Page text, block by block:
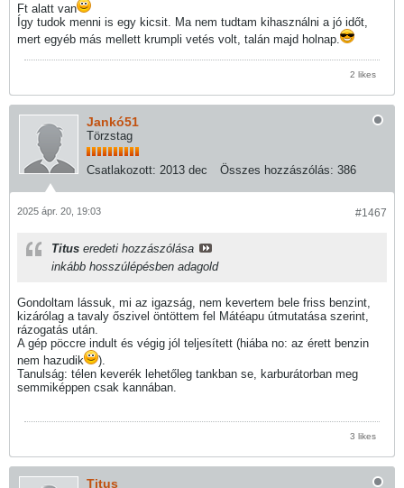
Ft alatt van
Így tudok menni is egy kicsit. Ma nem tudtam kihasználni a jó időt,
mert egyéb más mellett krumpli vetés volt, talán majd holnap.
2 likes
Jankó51
Törzstag
Csatlakozott: 2013 dec Összes hozzászólás: 386
#1467
2025 ápr. 20, 19:03
Titus eredeti hozzászólása
inkább hosszúlépésben adagold
Gondoltam lássuk, mi az igazság, nem kevertem bele friss benzint,
kizárólag a tavaly őszivel öntöttem fel Mátéapu útmutatása szerint,
rázogatás után.
A gép pöccre indult és végig jól teljesített (hiába no: az érett benzin
nem hazudik
).
Tanulság: télen keverék lehetőleg tankban se, karburátorban meg
semmiképpen csak kannában.
3 likes
Titus